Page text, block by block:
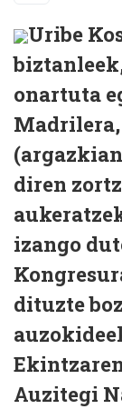
Uribe
onartuta
diren
izango
dituzte
Auzitegi